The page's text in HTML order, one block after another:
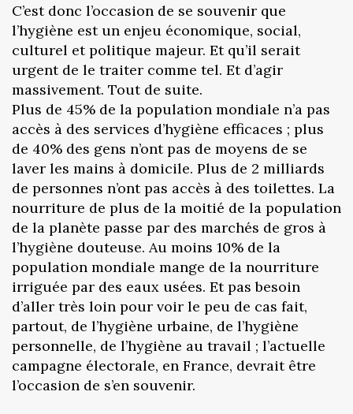
C’est donc l’occasion de se souvenir que
l’hygiène est un enjeu économique, social,
culturel et politique majeur. Et qu’il serait
urgent de le traiter comme tel. Et d’agir
massivement. Tout de suite.
Plus de 45% de la population mondiale n’a pas
accès à des services d’hygiène efficaces ; plus
de 40% des gens n’ont pas de moyens de se
laver les mains à domicile. Plus de 2 milliards
de personnes n’ont pas accès à des toilettes. La
nourriture de plus de la moitié de la population
de la planète passe par des marchés de gros à
l’hygiène douteuse. Au moins 10% de la
population mondiale mange de la nourriture
irriguée par des eaux usées. Et pas besoin
d’aller très loin pour voir le peu de cas fait,
partout, de l’hygiène urbaine, de l’hygiène
personnelle, de l’hygiène au travail ; l’actuelle
campagne électorale, en France, devrait être
l’occasion de s’en souvenir.